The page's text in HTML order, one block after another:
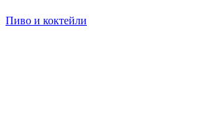
Пиво и коктейли